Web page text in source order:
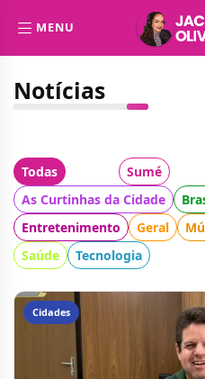
MENU
Notícias
Todas Sumé
As Curtinhas da Cidade
Entretenimento
Geral
Saúde
Tecnologia
Cidades